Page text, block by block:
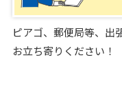
ピアゴ、郵便局等、出
お立ち寄りください！